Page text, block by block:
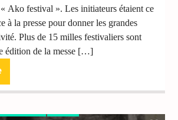
Ako festival ». Les initiateurs étaient ce
à la presse pour donner les grandes
Plus de 15 milles festivaliers sont
édition de la messe […]